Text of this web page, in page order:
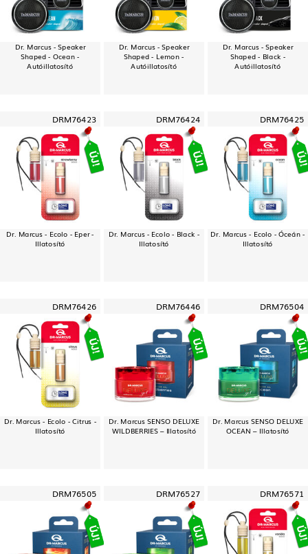
Dr. Marcus - Speaker
Shaped - Ocean -
Autóillatosító
Dr. Marcus - Speaker
Shaped - Lemon -
Autóillatosító
Dr. Marcus - Speaker
Shaped - Black -
Autóillatosító
DRM76423
Dr. Marcus - Ecolo - Eper -
Illatosító
DRM76424
Dr. Marcus - Ecolo - Black -
Illatosító
DRM76425
Dr. Marcus - Ecolo - Óceán -
Illatosító
DRM76426
Dr. Marcus - Ecolo - Citrus -
Illatosító
DRM76446
Dr. Marcus SENSO DELUXE
WILDBERRIES – Illatosító
DRM76504
Dr. Marcus SENSO DELUXE
OCEAN – Illatosító
DRM76505 DRM76527 DRM76571